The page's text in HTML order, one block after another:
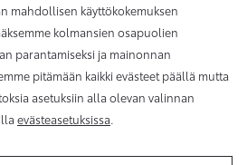
mahdollisen käyttökokemuksen
kolmansien osapuolien
parantamiseksi ja mainonnan
pitämään kaikki evästeet päällä mutta
asetuksiin alla olevan valinnan
evästeasetuksissa.